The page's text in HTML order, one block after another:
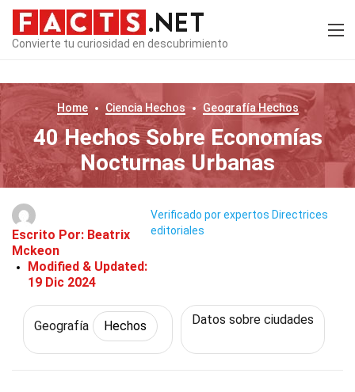
Convierte tu curiosidad en descubrimiento
Home Ciencia Hechos GeografíaHechos
40 Hechos Sobre Economías
Nocturnas Urbanas
Escrito Por: Beatrix
Mckeon
Modified & Updated:
19 Dic 2024
Verificado por expertos Directrices
editoriales
Geografía Hechos Datos sobre ciudades